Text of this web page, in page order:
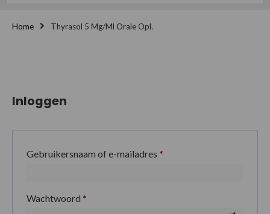
Home Thyrasol 5 Mg/ml Orale Opl.
Inloggen
Gebruikersnaam of e-mailadres *
Wachtwoord *